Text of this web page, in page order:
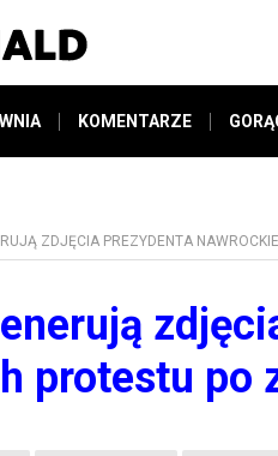
KOMENTARZE
ZDJĘCIA PREZYDENTA
protestu po